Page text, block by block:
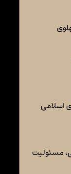
اسلامی
مسئولیت